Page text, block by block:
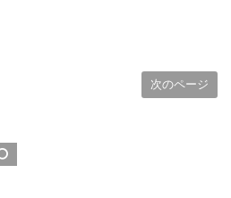
次のページ